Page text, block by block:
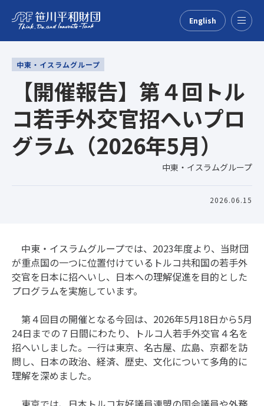
English
中東・イスラムグループ
【開催報告】第４回トル
コ若手外交官招へいプロ
グラム（2026年5月）
中東・イスラムグループ
2026.06.15
中東・イスラムグループでは、2023年度より、当財団
が重点国の一つに位置付けているトルコ共和国の若手外
交官を日本に招へいし、日本への理解促進を目的とした
プログラムを実施しています。
第４回目の開催となる今回は、2026年5月18日から5月
24日までの７日間にわたり、トルコ人若手外交官４名を
招へいしました。一行は東京、名古屋、広島、京都を訪
問し、日本の政治、経済、歴史、文化について多角的に
理解を深めました。